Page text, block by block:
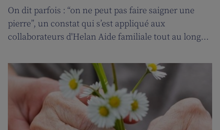
On dit parfois : “on ne peut pas faire saigner une
pierre”, un constat qui s’est appliqué aux
collaborateurs d'Helan Aide familiale tout au long
pourquoi nous avons fait appel aux services de la
‘ligne d’oxygène’ pour donner l’occasion de souffler à
nos soignant(e)s, et leur permettre ainsi de pouvoir
encore mieux s’occuper de leurs clients.